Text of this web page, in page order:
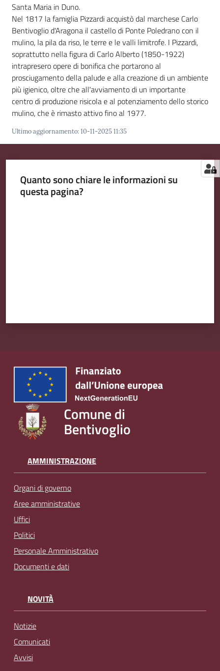
Santa Maria in Duno.
Nel 1817 la famiglia Pizzardi acquistò dal marchese Carlo
Bentivoglio d'Aragona il castello di Ponte Poledrano con il
mulino, la pila da riso, le terre e le valli limitrofe. I Pizzardi,
soprattutto nella figura di Carlo Alberto (1850-1922)
intrapresero opere di bonifica che portarono al
prosciugamento della palude e alla creazione di un ambiente
più igienico, oltre che all'avviamento di un importante
centro di produzione risicola e al potenziamento dello storico
mulino, che è rimasto attivo fino al 1977.
Ultimo aggiornamento:10-11-2025 11:35
Quanto sono chiare le informazioni su
questa pagina?
Comune di
Bentivoglio
AMMINISTRAZIONE
Organi di governo
Aree amministrative
Uffici
Politici
Personale Amministrativo
Documenti e dati
NOVITÀ
Notizie
Comunicati
Avvisi